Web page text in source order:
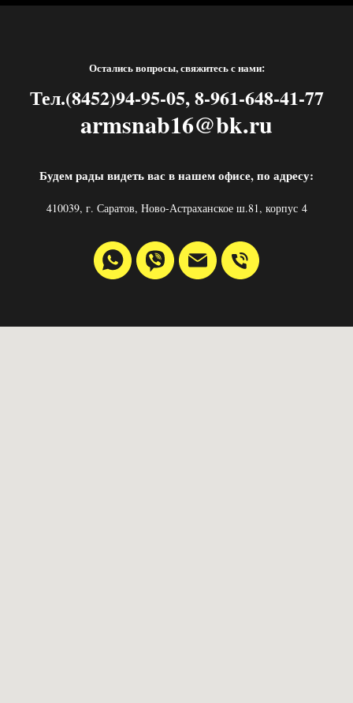
Остались вопросы, свяжитесь с нами:
Тел.(8452)94-95-05, 8-961-648-41-77
armsnab16@bk.ru
Будем рады видеть вас в нашем офисе, по адресу:
410039, г. Саратов, Ново-Астраханское ш.81, корпус 4